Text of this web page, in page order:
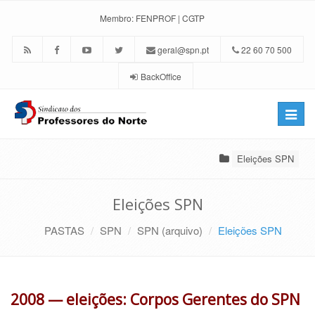
Membro: FENPROF | CGTP
geral@spn.pt 22 60 70 500
BackOffice
Toggle
Eleições SPN
Eleições SPN
PASTAS SPN SPN (arquivo) Eleições SPN
2008 — eleições: Corpos Gerentes do SPN